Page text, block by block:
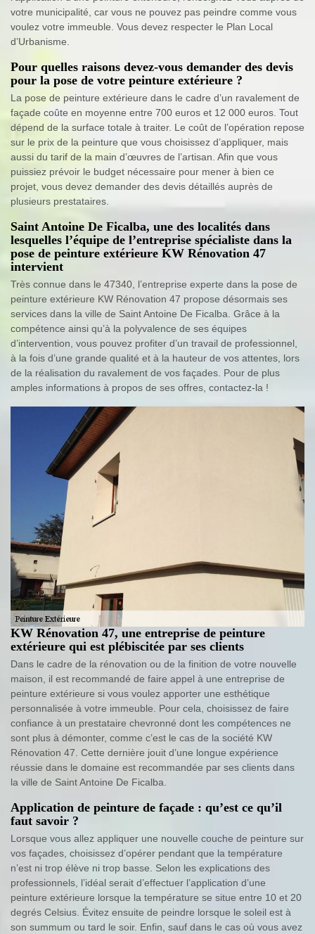
votre municipalité, car vous ne pouvez pas peindre comme vous
voulez votre immeuble. Vous devez respecter le Plan Local
d’Urbanisme.
Pour quelles raisons devez-vous demander des devis
pour la pose de votre peinture extérieure ?
La pose de peinture extérieure dans le cadre d’un ravalement de
façade coûte en moyenne entre 700 euros et 12 000 euros. Tout
dépend de la surface totale à traiter. Le coût de l’opération repose
sur le prix de la peinture que vous choisissez d’appliquer, mais
aussi du tarif de la main d’œuvres de l’artisan. Afin que vous
puissiez prévoir le budget nécessaire pour mener à bien ce
projet, vous devez demander des devis détaillés auprès de
plusieurs prestataires.
Saint Antoine De Ficalba, une des localités dans
lesquelles l’équipe de l’entreprise spécialiste dans la
pose de peinture extérieure KW Rénovation 47
intervient
Très connue dans le 47340, l’entreprise experte dans la pose de
peinture extérieure KW Rénovation 47 propose désormais ses
services dans la ville de Saint Antoine De Ficalba. Grâce à la
compétence ainsi qu’à la polyvalence de ses équipes
d’intervention, vous pouvez profiter d’un travail de professionnel,
à la fois d’une grande qualité et à la hauteur de vos attentes, lors
de la réalisation du ravalement de vos façades. Pour de plus
amples informations à propos de ses offres, contactez-la !
KW Rénovation 47, une entreprise de peinture
extérieure qui est plébiscitée par ses clients
Dans le cadre de la rénovation ou de la finition de votre nouvelle
maison, il est recommandé de faire appel à une entreprise de
peinture extérieure si vous voulez apporter une esthétique
personnalisée à votre immeuble. Pour cela, choisissez de faire
confiance à un prestataire chevronné dont les compétences ne
sont plus à démonter, comme c’est le cas de la société KW
Rénovation 47. Cette dernière jouit d’une longue expérience
réussie dans le domaine est recommandée par ses clients dans
la ville de Saint Antoine De Ficalba.
Application de peinture de façade : qu’est ce qu’il
faut savoir ?
Lorsque vous allez appliquer une nouvelle couche de peinture sur
vos façades, choisissez d’opérer pendant que la température
n’est ni trop élève ni trop basse. Selon les explications des
professionnels, l’idéal serait d’effectuer l’application d’une
peinture extérieure lorsque la température se situe entre 10 et 20
degrés Celsius. Évitez ensuite de peindre lorsque le soleil est à
son summum ou tard le soir. Enfin, sauf dans le cas où vous avez